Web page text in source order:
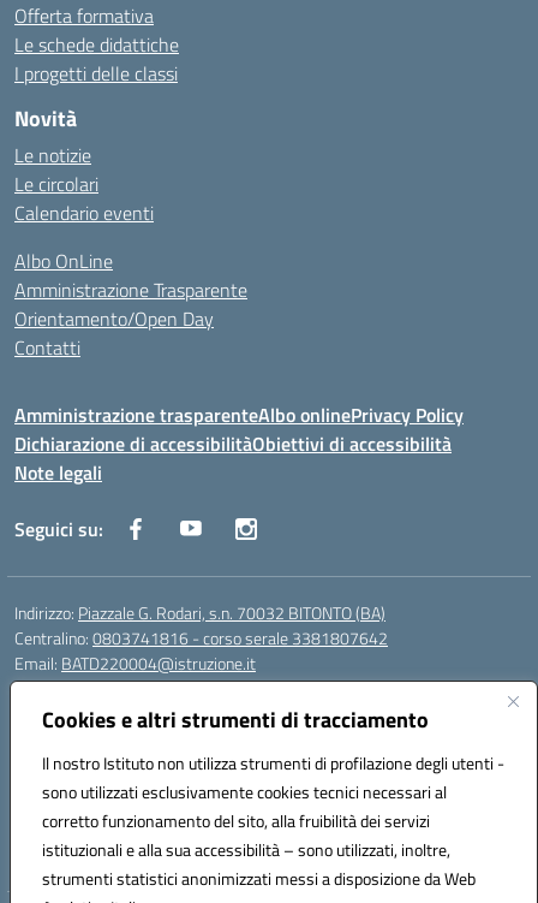
Cookies e altri strumenti di tracciamento
Il nostro Istituto non utilizza strumenti di profilazione degli utenti -
sono utilizzati esclusivamente cookies tecnici necessari al
corretto funzionamento del sito, alla fruibilità dei servizi
istituzionali e alla sua accessibilità – sono utilizzati, inoltre,
strumenti statistici anonimizzati messi a disposizione da Web
Offerta formativa
Le schede didattiche
I progetti delle classi
Novità
Le notizie
Le circolari
Calendario eventi
Albo OnLine
Amministrazione Trasparente
Orientamento/Open Day
Contatti
Amministrazione trasparenteAlbo onlinePrivacy Policy
Dichiarazione di accessibilitàObiettivi di accessibilità
Note legali
Seguici su:
Indirizzo: Piazzale G. Rodari, s.n. 70032 BITONTO (BA)
Centralino:0803741816 - corso serale 3381807642
Email: BATD220004@istruzione.it
Posta elettronica certificata (PEC):batd220004@pec.istruzione.it
Codice fiscale: 93062840728
Codice meccanografico:BATD220004
Codice Indice delle Pubbliche Amministrazioni (IPA): itcvg
Codice unico di fatturazione (CUF): UFIJVU
la scuola è raggiungibile anche al numero: ☎️ 3520316918